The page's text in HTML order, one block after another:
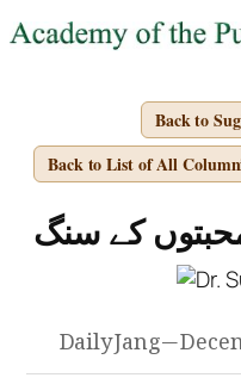
Back to
Back to List of All
کے سنگ
Daily Jang —